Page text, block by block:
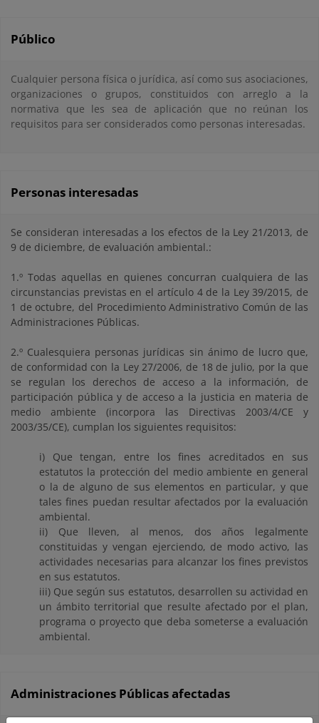
Público
Cualquier persona física o jurídica, así como sus asociaciones,
organizaciones o grupos, constituidos con arreglo a la
normativa que les sea de aplicación que no reúnan los
requisitos para ser considerados como personas interesadas.
Personas interesadas
Se consideran interesadas a los efectos de la Ley 21/2013, de
9 de diciembre, de evaluación ambiental.:
1.º Todas aquellas en quienes concurran cualquiera de las
circunstancias previstas en el artículo 4 de la Ley 39/2015, de
1 de octubre, del Procedimiento Administrativo Común de las
Administraciones Públicas.
2.º Cualesquiera personas jurídicas sin ánimo de lucro que,
de conformidad con la Ley 27/2006, de 18 de julio, por la que
se regulan los derechos de acceso a la información, de
participación pública y de acceso a la justicia en materia de
medio ambiente (incorpora las Directivas 2003/4/CE y
2003/35/CE), cumplan los siguientes requisitos:
i) Que tengan, entre los fines acreditados en sus
estatutos la protección del medio ambiente en general
o la de alguno de sus elementos en particular, y que
tales fines puedan resultar afectados por la evaluación
ambiental.
ii) Que lleven, al menos, dos años legalmente
constituidas y vengan ejerciendo, de modo activo, las
actividades necesarias para alcanzar los fines previstos
en sus estatutos.
iii) Que según sus estatutos, desarrollen su actividad en
un ámbito territorial que resulte afectado por el plan,
programa o proyecto que deba someterse a evaluación
ambiental.
Administraciones Públicas afectadas